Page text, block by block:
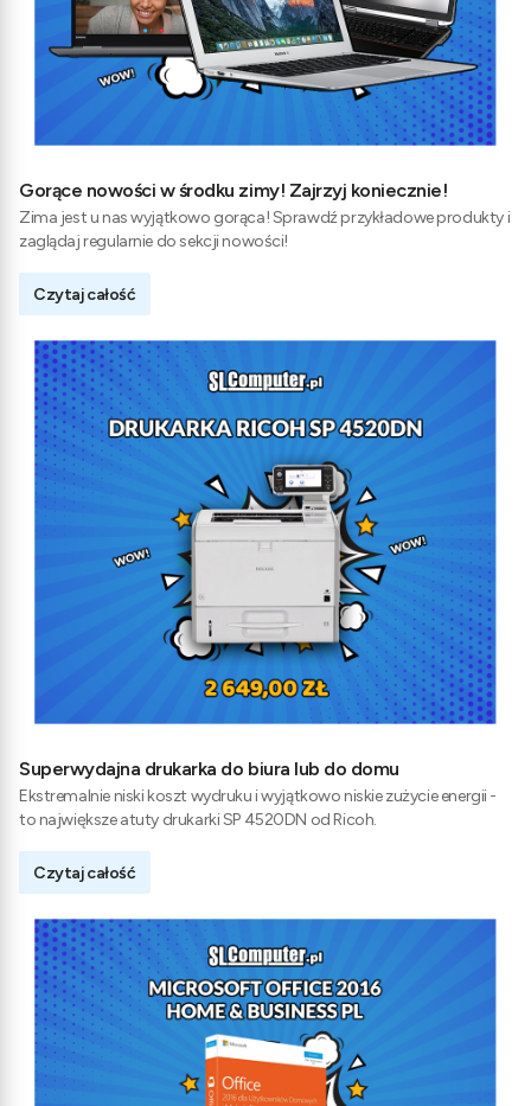
Gorące nowości w środku zimy! Zajrzyj koniecznie!
Zima jest u nas wyjątkowo gorąca! Sprawdź przykładowe produkty i
zaglądaj regularnie do sekcji nowości!
Czytaj całość
Superwydajna drukarka do biura lub do domu
Ekstremalnie niski koszt wydruku i wyjątkowo niskie zużycie energii -
to największe atuty drukarki SP 4520DN od Ricoh.
Czytaj całość